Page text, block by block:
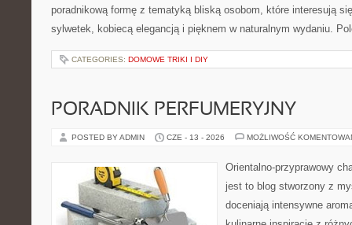
poradnikową formę z tematyką bliską osobom, które interesują
sylwetek, kobiecą elegancją i pięknem w naturalnym wydaniu.
CATEGORIES: DOMOWE TRIKI I DIY
PORADNIK PERFUMERYJNY
POSTED BY ADMIN CZE - 13 - 2026 MOŻLIWOŚĆ
Orientalno-przyprawowy
jest to blog stworzony z
doceniają intensywne